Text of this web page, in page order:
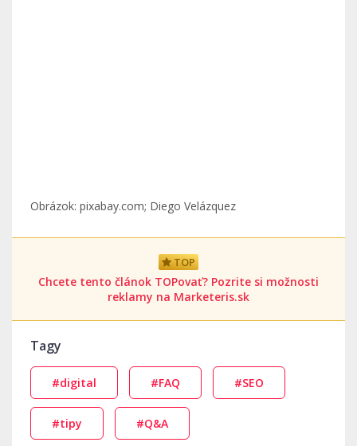
Obrázok: pixabay.com; Diego Velázquez
TOP
Chcete tento článok TOPovať? Pozrite si možnosti
reklamy na Marketeris.sk
Tagy
#digital #FAQ #SEO
#tipy #Q&A